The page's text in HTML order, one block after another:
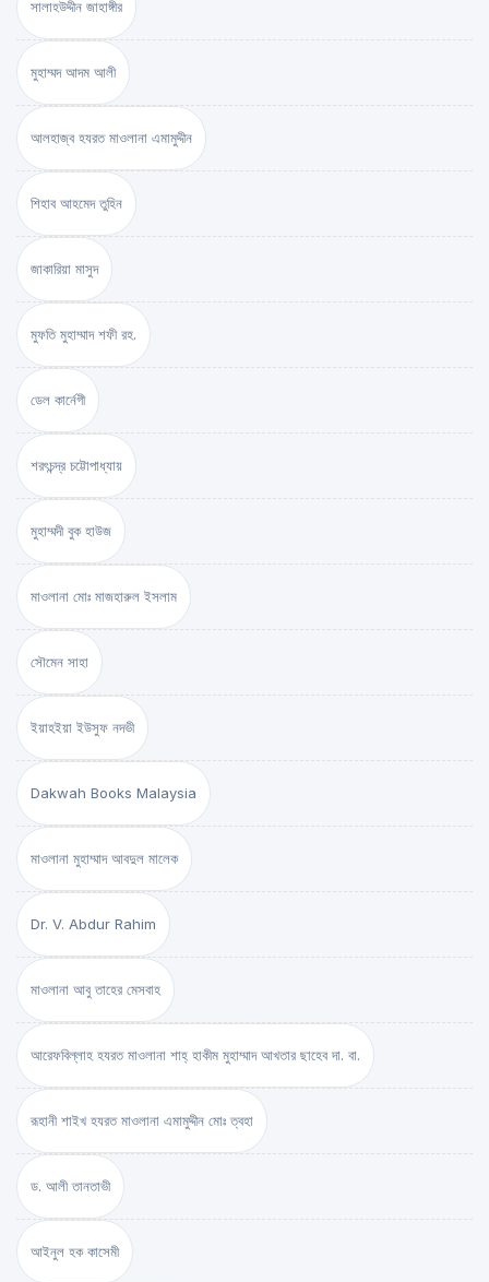
সালাহউদ্দীন জাহাঙ্গীর
মুহাম্মদ আদম আলী
আলহাজ্ব হযরত মাওলানা এমামুদ্দীন
শিহাব আহমেদ তুহিন
জাকারিয়া মাসুদ
মুফতি মুহাম্মাদ শফী রহ.
ডেল কার্নেগী
শরৎচন্দ্র চট্টোপাধ্যায়
মুহাম্মদী বুক হাউজ
মাওলানা মোঃ মাজহারুল ইসলাম
সৌমেন সাহা
ইয়াহইয়া ইউসুফ নদভী
Dakwah Books Malaysia
মাওলানা মুহাম্মাদ আবদুল মালেক
Dr. V. Abdur Rahim
মাওলানা আবু তাহের মেসবাহ
আরেফবিল্লাহ হযরত মাওলানা শাহ্ হাকীম মুহাম্মাদ আখতার ছাহেব দা. বা.
রূহানী শাইখ হযরত মাওলানা এমামুদ্দীন মোঃ ত্বহা
ড. আলী তানতাভী
আইনুল হক কাসেমী